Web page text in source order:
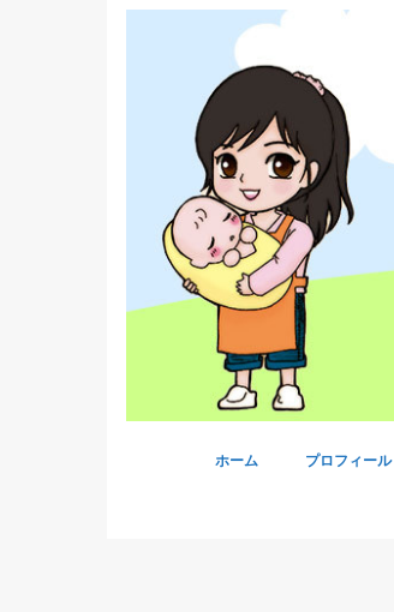
ホーム プロフィール